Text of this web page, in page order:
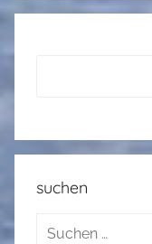
suchen
Suchen